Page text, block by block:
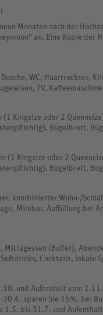
Monaten nach der
an. Eine Kopie der
WC, Haartrockner,
TV, Kaffeemaschine
Kingsize oder 2
Bügelbrett,
(1 Kingsize oder 2
Bügelbrett,
kombinierter Wohn-/
Minibar, Auffüllung bei
(Buffet),
Cocktails, lokale
und Aufenthalt vom
sparen Sie 15%, bei
1.5. bis 31.7. und